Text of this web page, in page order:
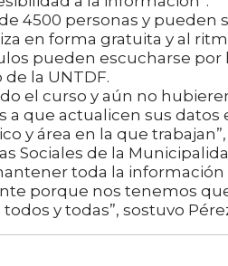
4500 personas y
en forma gratuita y al
pueden escucharse
la UNTDF.
el curso y aún no
a que actualicen sus
y área en la que
Sociales de la
toda la
porque nos tenemos
y todas”, sostuvo